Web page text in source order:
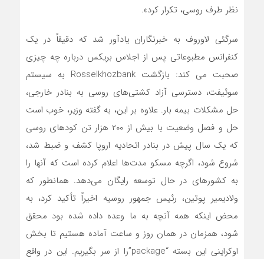
نظر طرف روسی، تکرار کرد».
سرگئی لاوروف به خبرنگاران یادآور شد که دقیقاً در یک
کنفرانس مطبوعاتی پس از اجلاس بریکس درباره چه چیزی
صحبت می کند: بازگشت Rosselkhozbank به سیستم
سوئیفت، دسترسی آزاد کشتی‌های روسی به بنادر خارجی،
حل مشکلات بیمه بار. علاوه بر این، به گفته وزیر، خوب است
حل و فصل وضعیت با بیش از ۲۰۰ هزار تن کودهای روسی
که یک سال پیش در بنادر اتحادیه اروپا کشف و ضبط شد،
شروع شود، اگرچه مسکو مدت‌ها اعلام کرده است که آنها را
به کشورهای در حال توسعه رایگان می‌دهد. همانطور که
ولادیمیر پوتین، رئیس جمهور روسیه اخیراً تأکید کرد، به
محض اینکه همه آنچه به ما وعده داده شده بود محقق
شود، همزمان در همان روز و ساعت آماده هستیم تا بخش
اوکراینی این بسته “package”را از سر بگیریم. این در واقع